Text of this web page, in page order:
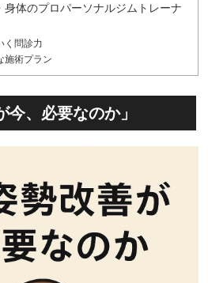
身体のプロパーソナルジムトレーナ
く問診力
施術プラン
今、必要なのか」